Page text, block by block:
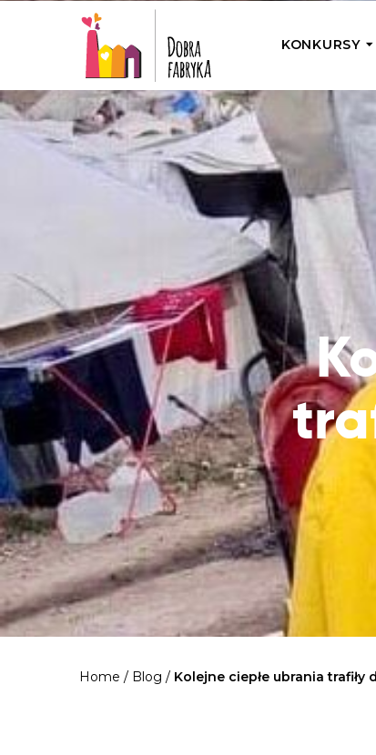
KONKURSY
Wyjedź
działamy
Przybij
Wyjedź
Home / Blog / Kolejne ciepłe ubrania